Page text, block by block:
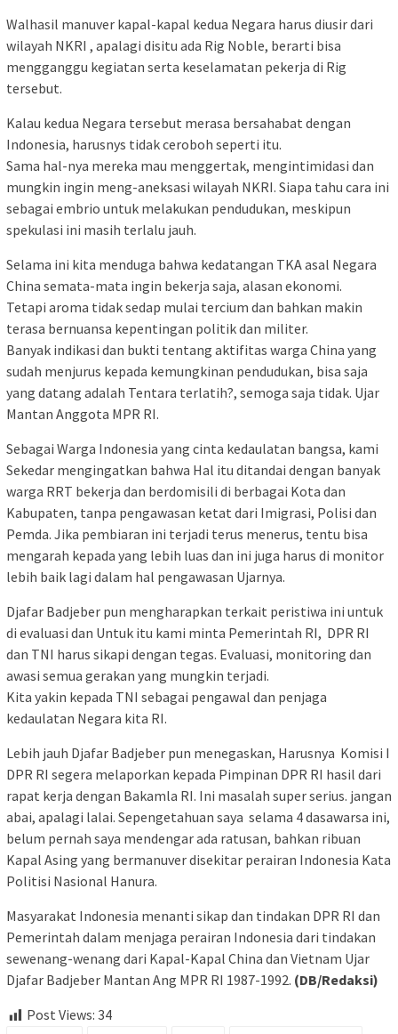
Walhasil manuver kapal-kapal kedua Negara harus diusir dari
wilayah NKRI , apalagi disitu ada Rig Noble, berarti bisa
mengganggu kegiatan serta keselamatan pekerja di Rig
tersebut.
Kalau kedua Negara tersebut merasa bersahabat dengan
Indonesia, harusnys tidak ceroboh seperti itu.
Sama hal-nya mereka mau menggertak, mengintimidasi dan
mungkin ingin meng-aneksasi wilayah NKRI. Siapa tahu cara ini
sebagai embrio untuk melakukan pendudukan, meskipun
spekulasi ini masih terlalu jauh.
Selama ini kita menduga bahwa kedatangan TKA asal Negara
China semata-mata ingin bekerja saja, alasan ekonomi.
Tetapi aroma tidak sedap mulai tercium dan bahkan makin
terasa bernuansa kepentingan politik dan militer.
Banyak indikasi dan bukti tentang aktifitas warga China yang
sudah menjurus kepada kemungkinan pendudukan, bisa saja
yang datang adalah Tentara terlatih?, semoga saja tidak. Ujar
Mantan Anggota MPR RI.
Sebagai Warga Indonesia yang cinta kedaulatan bangsa, kami
Sekedar mengingatkan bahwa Hal itu ditandai dengan banyak
warga RRT bekerja dan berdomisili di berbagai Kota dan
Kabupaten, tanpa pengawasan ketat dari Imigrasi, Polisi dan
Pemda. Jika pembiaran ini terjadi terus menerus, tentu bisa
mengarah kepada yang lebih luas dan ini juga harus di monitor
lebih baik lagi dalam hal pengawasan Ujarnya.
Djafar Badjeber pun mengharapkan terkait peristiwa ini untuk
di evaluasi dan Untuk itu kami minta Pemerintah RI, DPR RI
dan TNI harus sikapi dengan tegas. Evaluasi, monitoring dan
awasi semua gerakan yang mungkin terjadi.
Kita yakin kepada TNI sebagai pengawal dan penjaga
kedaulatan Negara kita RI.
Lebih jauh Djafar Badjeber pun menegaskan, Harusnya Komisi I
DPR RI segera melaporkan kepada Pimpinan DPR RI hasil dari
rapat kerja dengan Bakamla RI. Ini masalah super serius. jangan
abai, apalagi lalai. Sepengetahuan saya selama 4 dasawarsa ini,
belum pernah saya mendengar ada ratusan, bahkan ribuan
Kapal Asing yang bermanuver disekitar perairan Indonesia Kata
Politisi Nasional Hanura.
Masyarakat Indonesia menanti sikap dan tindakan DPR RI dan
Pemerintah dalam menjaga perairan Indonesia dari tindakan
sewenang-wenang dari Kapal-Kapal China dan Vietnam Ujar
Djafar Badjeber Mantan Ang MPR RI 1987-1992. (DB/Redaksi)
Post Views: 34